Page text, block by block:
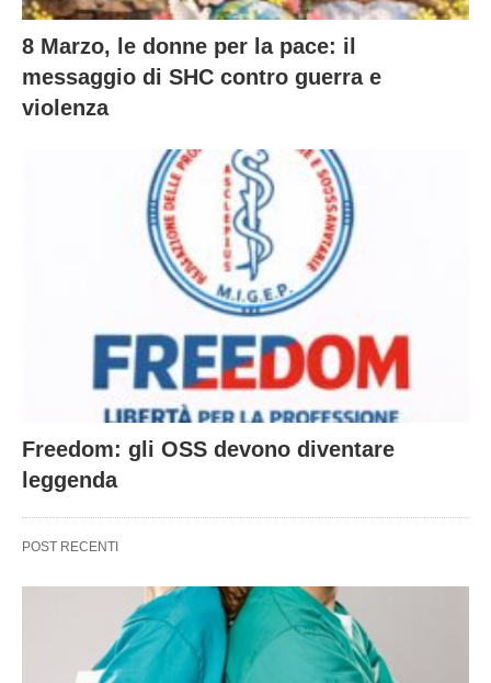
8 Marzo, le donne per la pace: il
messaggio di SHC contro guerra e
violenza
Freedom: gli OSS devono diventare
leggenda
POST RECENTI